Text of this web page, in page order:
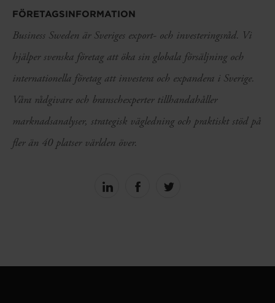
FÖRETAGSINFORMATION
Business Sweden är Sveriges export- och investeringsråd. Vi
hjälper svenska företag att öka sin globala försäljning och
internationella företag att investera och expandera i Sverige.
Våra rådgivare och branschexperter tillhandahåller
marknadsanalyser, strategisk vägledning och praktiskt stöd på
fler än 40 platser världen över.
Share
Share
Share